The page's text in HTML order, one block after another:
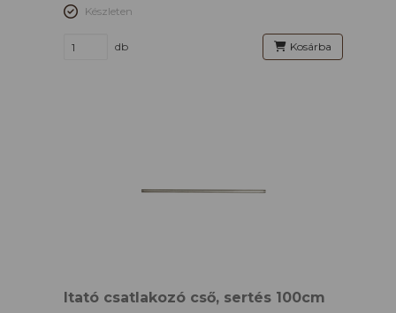
Készleten
db Kosárba
Itató csatlakozó cső, sertés 100cm